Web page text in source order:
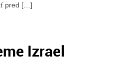
pred […]
Izrael